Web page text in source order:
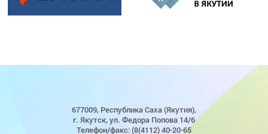
677009, Республика Саха (Якутия),
г. Якутск, ул. Федора Попова 14/6
Телефон/факс: (8(4112) 40-20-65